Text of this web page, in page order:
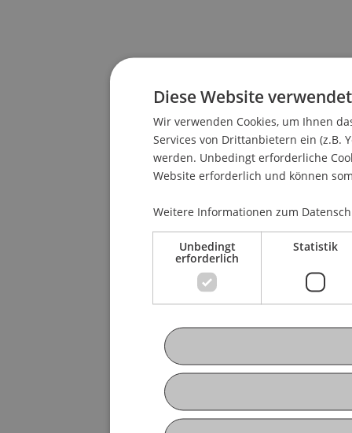
Diese Website
Wir verwenden Cookies, um Ihnen
Services von Drittanbietern ein (z.B.
werden. Unbedingt erforderliche
Website erforderlich und können
Weitere Informationen zum
Unbedingt
erforderlich
Statistik